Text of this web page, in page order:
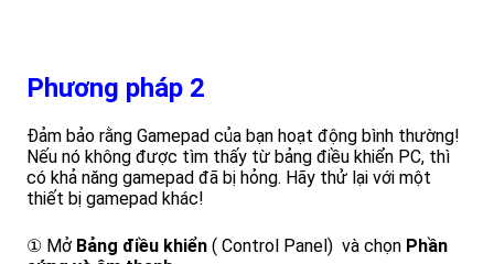
Phương pháp 2
Đảm bảo rằng Gamepad của bạn hoạt động bình thường!
Nếu nó không được tìm thấy từ bảng điều khiển PC, thì
có khả năng gamepad đã bị hỏng. Hãy thử lại với một
thiết bị gamepad khác!
① Mở Bảng điều khiển ( Control Panel) và chọn Phần